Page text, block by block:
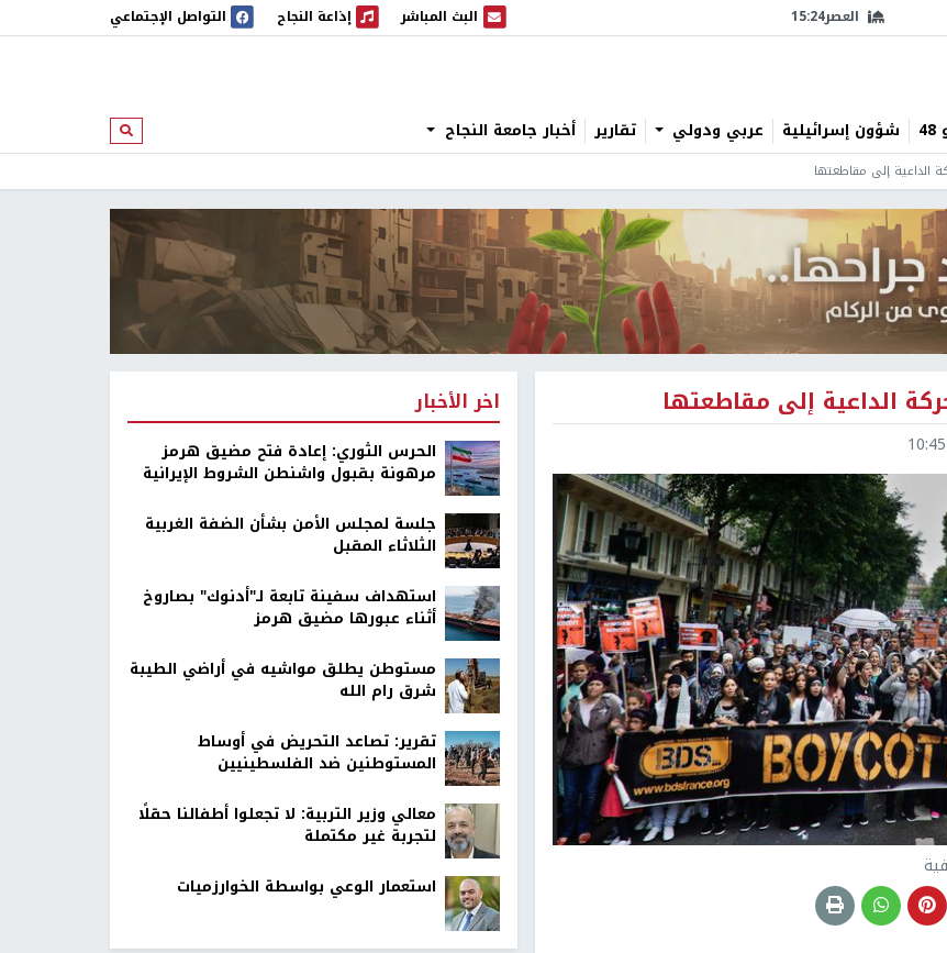
العصر15:24 البث المباشر
البث المباشر إذاعة النجاح
إذاعة النجاح التواصل الإجتماعي
شؤون إسرائيلية عربي ودولي تقارير أخبار جامعة النجاح ابحث
الداعية إلى مقاطعتها
الداعية إلى مقاطعتها اخر الأخبار
الحرس الثوري: إعادة فتح مضيق هرمز
مرهونة بقبول واشنطن الشروط الإيرانية
جلسة لمجلس الأمن بشأن الضفة الغربية
الثلاثاء المقبل
استهداف سفينة تابعة لـ"أدنوك" بصاروخ
أثناء عبورها مضيق هرمز
مستوطن يطلق مواشيه في أراضي الطيبة
شرق رام الله
تقرير: تصاعد التحريض في أوساط
المستوطنين ضد الفلسطينيين
معالي وزير التربية: لا تجعلوا أطفالنا حقلًا
لتجربة غير مكتملة
استعمار الوعي بواسطة الخوارزميات